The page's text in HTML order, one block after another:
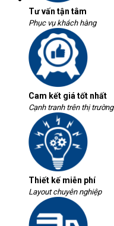
Tư vấn tận tâm
Phục vụ khách hàng
Cam kết giá tốt nhất
Cạnh tranh trên thị trường
Thiết kế miễn phí
Layout chuyên nghiệp